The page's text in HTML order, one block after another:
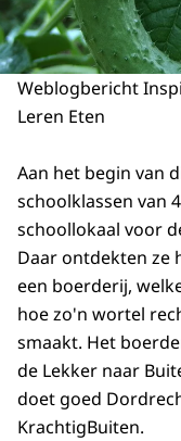
Weblogbericht
Leren Eten
Aan het begin van
schoolklassen van
schoollokaal voor
Daar ontdekten ze
een boerderij,
hoe zo'n wortel
smaakt. Het
de Lekker naar
doet goed
KrachtigBuiten.